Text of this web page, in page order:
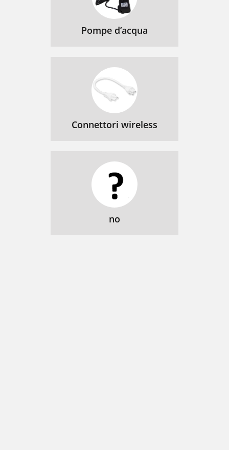
Pompe d’acqua
Connettori wireless
no